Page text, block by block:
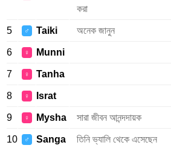
করা
5 ♂ Taiki অনেক জানুন
6 ♀ Munni
7 ♀ Tanha
8 ♀ Israt
9 ♀ Mysha সারা জীবন আনন্দদায়ক
10 ♂ Sanga তিনি ভ্যালি থেকে এসেছেন